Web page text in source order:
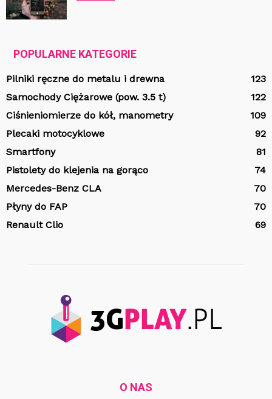
POPULARNE KATEGORIE
Pilniki ręczne do metalu i drewna
123
Samochody Ciężarowe (pow. 3.5 t)
122
Ciśnieniomierze do kół, manometry
109
Plecaki motocyklowe
92
Smartfony
81
Pistolety do klejenia na gorąco
74
Mercedes-Benz CLA
70
Płyny do FAP
70
Renault Clio
69
O NAS